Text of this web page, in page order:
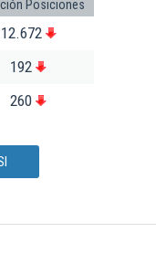
Posiciones
12.672
192
260